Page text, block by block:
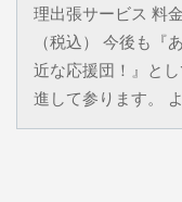
理出張サービス
（税込） 今後も『
近な応援団！』と
進して参ります。